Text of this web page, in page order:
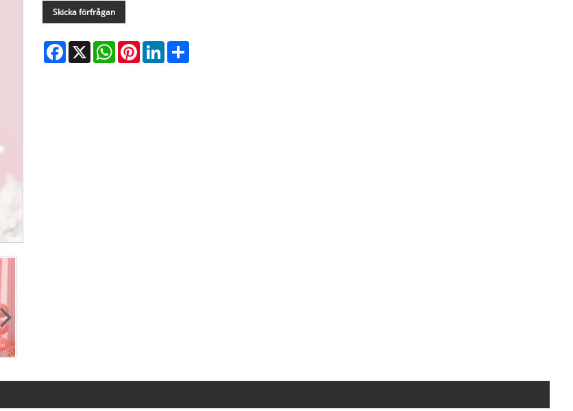
Skicka förfrågan
Facebook
X WhatsAppPinterestLinkedInShare